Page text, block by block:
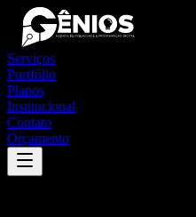
Serviços
Portfólio
Planos
Institucional
Contato
Orçamento